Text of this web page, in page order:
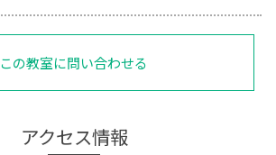
この教室に問い合わせる
アクセス情報